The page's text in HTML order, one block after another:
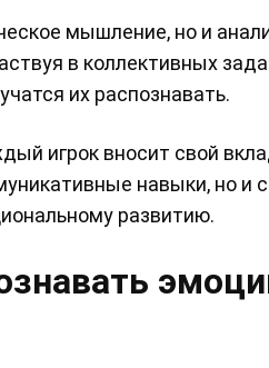
мышление, но и
в коллективных
их распознавать.
игрок вносит свой
навыки, но и
развитию.